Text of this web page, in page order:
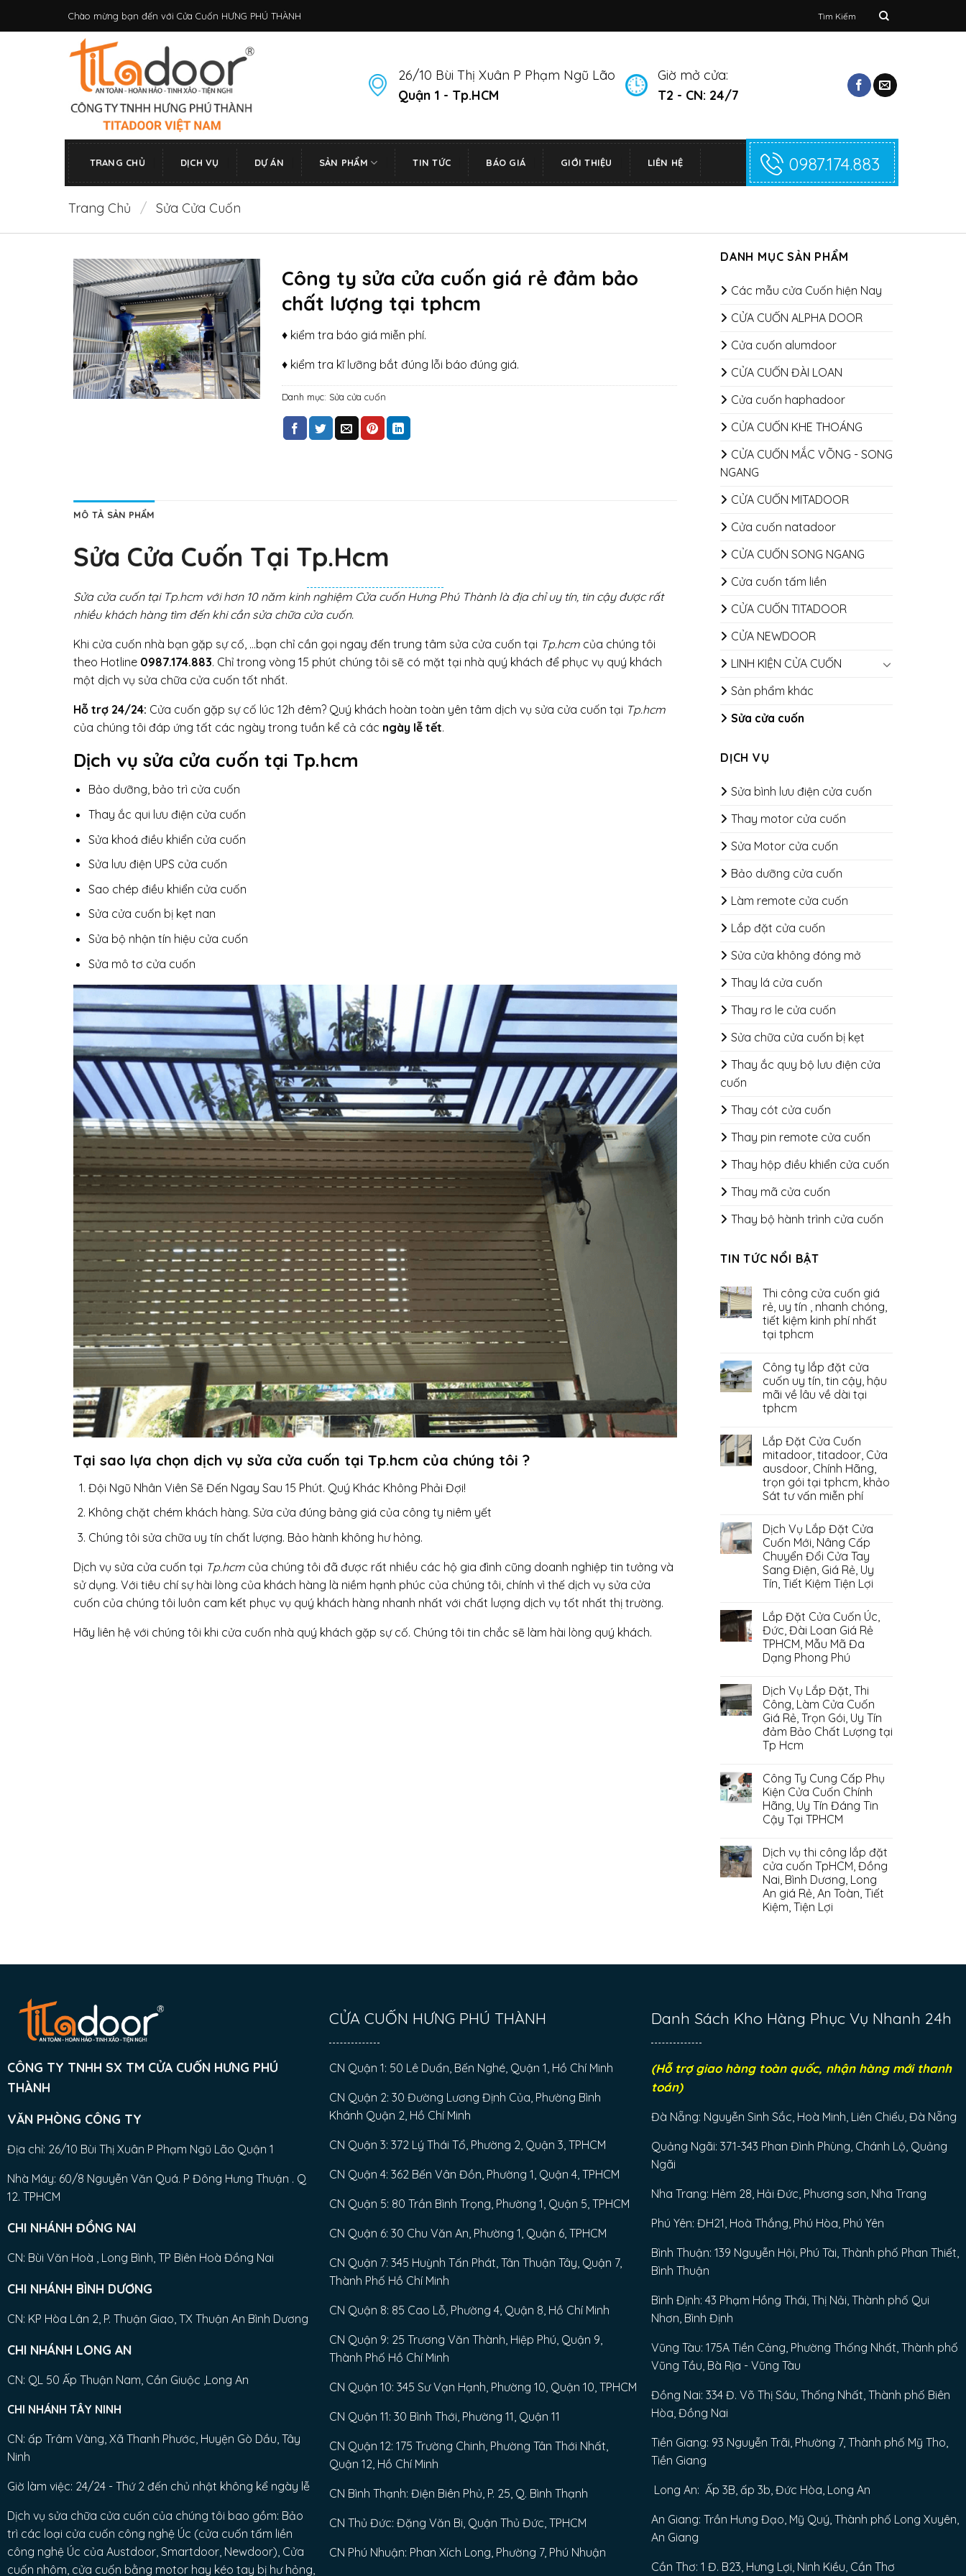
Chào mừng bạn đến với Cửa Cuốn HƯNG PHÚ THÀNH
kiếm:
26/10 Bùi Thị Xuân P Phạm Ngũ Lão
Quận 1 - Tp.HCM
Giờ mở cửa:
T2 - CN: 24/7
TRANG CHỦ DỊCH VỤ DỰ ÁN SẢN PHẨM TIN TỨC BÁO GIÁ GIỚI THIỆU LIÊN HỆ 0987.174.883
Trang Chủ / Sửa Cửa Cuốn
DANH MỤC SẢN PHẨM
Các mẫu cửa Cuốn hiện Nay
CỬA CUỐN ALPHA DOOR
Cửa cuốn alumdoor
CỬA CUỐN ĐÀI LOAN
Cửa cuốn haphadoor
CỬA CUỐN KHE THOÁNG
CỬA CUỐN MẮC VÕNG - SONG
NGANG
CỬA CUỐN MITADOOR
Cửa cuốn natadoor
CỬA CUỐN SONG NGANG
Cửa cuốn tấm liền
CỬA CUỐN TITADOOR
CỬA NEWDOOR
LINH KIỆN CỬA CUỐN
Sản phẩm khác
Sửa cửa cuốn
DỊCH VỤ
Sửa bình lưu điện cửa cuốn
Thay motor cửa cuốn
Sửa Motor cửa cuốn
Bảo dưỡng cửa cuốn
​​​​​​​Làm remote cửa cuốn
Lắp đặt cửa cuốn
Sửa cửa không đóng mở
Thay lá cửa cuốn
Thay rơ le cửa cuốn
Sửa chữa cửa cuốn bị kẹt
Thay ắc quy bộ lưu điện cửa
cuốn
Thay cót cửa cuốn
Thay pin remote cửa cuốn
Thay hộp điều khiển cửa cuốn
Thay mã cửa cuốn
Thay bộ hành trình cửa cuốn
TIN TỨC NỔI BẬT
Thi công cửa cuốn giá
rẻ, uy tín , nhanh chóng,
tiết kiệm kinh phí nhất
tại tphcm
Công ty lắp đặt cửa
cuốn uy tín, tin cậy, hậu
mãi về lâu về dài tại
tphcm
Lắp Đặt Cửa Cuốn
mitadoor, titadoor, Cửa
ausdoor, Chính Hãng,
trọn gói tại tphcm, khảo
Sát tư vấn miễn phí
Dịch Vụ Lắp Đặt Cửa
Cuốn Mới, Nâng Cấp
Chuyển Đổi Cửa Tay
Sang Điện, Giá Rẻ, Uy
Tín, Tiết Kiệm Tiện Lợi
Lắp Đặt Cửa Cuốn Úc,
Đức, Đài Loan Giá Rẻ
TPHCM, Mẫu Mã Đa
Dạng Phong Phú
Dịch Vụ Lắp Đặt, Thi
Công, Làm Cửa Cuốn
Giá Rẻ, Trọn Gói, Uy Tín
đảm Bảo Chất Lượng tại
Tp Hcm
Công Ty Cung Cấp Phụ
Kiện Cửa Cuốn Chính
Hãng, Uy Tín Đáng Tin
Cậy Tại TPHCM
Dịch vụ thi công lắp đặt
cửa cuốn TpHCM, Đồng
Nai, Bình Dương, Long
An giá Rẻ, An Toàn, Tiết
Kiệm, Tiện Lợi
Công ty sửa cửa cuốn giá rẻ đảm bảo
chất lượng tại tphcm
♦ kiểm tra báo giá miễn phí.
♦ kiểm tra kĩ lưỡng bắt đúng lỗi báo đúng giá.
Danh mục: Sửa cửa cuốn
MÔ TẢ SẢN PHẨM
Sửa Cửa Cuốn Tại Tp.hcm
Sửa cửa cuốn tại Tp.hcm với hơn 10 năm kinh nghiệm Cửa cuốn Hưng Phú Thành là địa chỉ uy tín, tin cậy được rất
nhiều khách hàng tìm đến khi cần sửa chữa cửa cuốn.
Khi cửa cuốn nhà bạn gặp sự cố, …bạn chỉ cần gọi ngay đến trung tâm sửa cửa cuốn tại Tp.hcm của chúng tôi
theo Hotline 0987.174.883. Chỉ trong vòng 15 phút chúng tôi sẽ có mặt tại nhà quý khách để phục vụ quý khách
một dịch vụ sửa chữa cửa cuốn tốt nhất.
Hỗ trợ 24/24: Cửa cuốn gặp sự cố lúc 12h đêm? Quý khách hoàn toàn yên tâm dịch vụ sửa cửa cuốn tại Tp.hcm
của chúng tôi đáp ứng tất các ngày trong tuần kể cả các ngày lễ tết.
Dịch vụ sửa cửa cuốn tại Tp.hcm
Bảo dưỡng, bảo trì cửa cuốn
Thay ắc qui lưu điện cửa cuốn
Sửa khoá điều khiển cửa cuốn
Sửa lưu điện UPS cửa cuốn
Sao chép điều khiển cửa cuốn
Sửa cửa cuốn bị kẹt nan
Sửa bộ nhận tín hiệu cửa cuốn
Sửa mô tơ cửa cuốn
Tại sao lựa chọn dịch vụ sửa cửa cuốn tại Tp.hcm của chúng tôi ?
Đội Ngũ Nhân Viên Sẽ Đến Ngay Sau 15 Phút. Quý Khác Không Phải Đợi!
Không chặt chém khách hàng. Sửa cửa đúng bảng giá của công ty niêm yết
Chúng tôi sửa chữa uy tín chất lượng. Bảo hành không hư hỏng.
Dịch vụ sửa cửa cuốn tại Tp.hcm của chúng tôi đã được rất nhiều các hộ gia đình cũng doanh nghiệp tin tưởng và
sử dụng. Với tiêu chí sự hài lòng của khách hàng là niềm hạnh phúc của chúng tôi, chính vì thế dịch vụ sửa cửa
cuốn của chúng tôi luôn cam kết phục vụ quý khách hàng nhanh nhất với chất lượng dịch vụ tốt nhất thị trường.
Hãy liên hệ với chúng tôi khi cửa cuốn nhà quý khách gặp sự cố. Chúng tôi tin chắc sẽ làm hài lòng quý khách.
CÔNG TY TNHH SX TM CỬA CUỐN HƯNG PHÚ
THÀNH
VĂN PHÒNG CÔNG TY
Địa chỉ: 26/10 Bùi Thị Xuân P Phạm Ngũ Lão Quận 1
Nhà Máy: 60/8 Nguyễn Văn Quá. P Đông Hưng Thuận . Q
12. TPHCM
CHI NHÁNH ĐỒNG NAI
CN: Bùi Văn Hoà , Long Bình, TP Biên Hoà Đồng Nai
CHI NHÁNH BÌNH DƯƠNG
CN: KP Hòa Lân 2, P. Thuận Giao, TX Thuận An Bình Dương
CHI NHÁNH LONG AN
CN: QL 50 Ấp Thuận Nam, Cần Giuộc ,Long An
CHI NHÁNH TÂY NINH
CN: ấp Trâm Vàng, Xã Thanh Phước, Huyện Gò Dầu, Tây
Ninh
Giờ làm việc: 24/24 - Thứ 2 đến chủ nhật không kể ngày lễ
Dịch vụ sửa chữa cửa cuốn của chúng tôi bao gồm: Bảo
trì các loại cửa cuốn công nghệ Úc (cửa cuốn tấm liền
công nghệ Úc của Austdoor, Smartdoor, Newdoor), Cửa
cuốn nhôm, cửa cuốn bằng motor hay kéo tay bị hư hỏng,
CỬA CUỐN HƯNG PHÚ THÀNH
CN Quận 1: 50 Lê Duẩn, Bến Nghé, Quận 1, Hồ Chí Minh
CN Quận 2: 30 Đường Lương Định Của, Phường Bình
Khánh Quận 2, Hồ Chí Minh
CN Quận 3: 372 Lý Thái Tổ, Phường 2, Quận 3, TPHCM
CN Quận 4: 362 Bến Vân Đồn, Phường 1, Quận 4, TPHCM
CN Quận 5: 80 Trần Bình Trọng, Phường 1, Quận 5, TPHCM
CN Quận 6: 30 Chu Văn An, Phường 1, Quận 6, TPHCM
CN Quận 7: 345 Huỳnh Tấn Phát, Tân Thuận Tây, Quận 7,
Thành Phố Hồ Chí Minh
CN Quận 8: 85 Cao Lỗ, Phường 4, Quận 8, Hồ Chí Minh
CN Quận 9: 25 Trương Văn Thành, Hiệp Phú, Quận 9,
Thành Phố Hồ Chí Minh
CN Quận 10: 345 Sư Vạn Hạnh, Phường 10, Quận 10, TPHCM
CN Quận 11: 30 Bình Thới, Phường 11, Quận 11
CN Quận 12: 175 Trường Chinh, Phường Tân Thới Nhất,
Quận 12, Hồ Chí Minh
CN Bình Thạnh: Điện Biên Phủ, P. 25, Q. Bình Thạnh
CN Thủ Đức: Đặng Văn Bi, Quận Thủ Đức, TPHCM
CN Phú Nhuận: Phan Xích Long, Phường 7, Phú Nhuận
Danh Sách Kho Hàng Phục Vụ Nhanh 24h
(Hỗ trợ giao hàng toàn quốc, nhận hàng mới thanh
toán)
Đà Nẵng: Nguyễn Sinh Sắc, Hoà Minh, Liên Chiểu, Đà Nẵng
Quảng Ngãi: 371-343 Phan Đình Phùng, Chánh Lộ, Quảng
Ngãi
Nha Trang: Hẻm 28, Hải Đức, Phương sơn, Nha Trang
Phú Yên: ĐH21, Hoà Thắng, Phú Hòa, Phú Yên
Bình Thuận: 139 Nguyễn Hội, Phú Tài, Thành phố Phan Thiết,
Bình Thuận
Bình Định: 43 Phạm Hồng Thái, Thị Nải, Thành phố Qui
Nhơn, Bình Định
Vũng Tàu: 175A Tiền Cảng, Phường Thống Nhất, Thành phố
Vũng Tầu, Bà Rịa - Vũng Tàu
Đồng Nai: 334 Đ. Võ Thị Sáu, Thống Nhất, Thành phố Biên
Hòa, Đồng Nai
Tiền Giang: 93 Nguyễn Trãi, Phường 7, Thành phố Mỹ Tho,
Tiền Giang
Long An: Ấp 3B, ấp 3b, Đức Hòa, Long An
An Giang: Trần Hưng Đạo, Mỹ Quý, Thành phố Long Xuyên,
An Giang
Cần Thơ: 1 Đ. B23, Hưng Lợi, Ninh Kiều, Cần Thơ